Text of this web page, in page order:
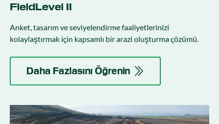
FieldLevel II
Anket, tasarım ve seviyelendirme faaliyetlerinizi
kolaylaştırmak için kapsamlı bir arazi oluşturma çözümü.
Daha Fazlasını Öğrenin